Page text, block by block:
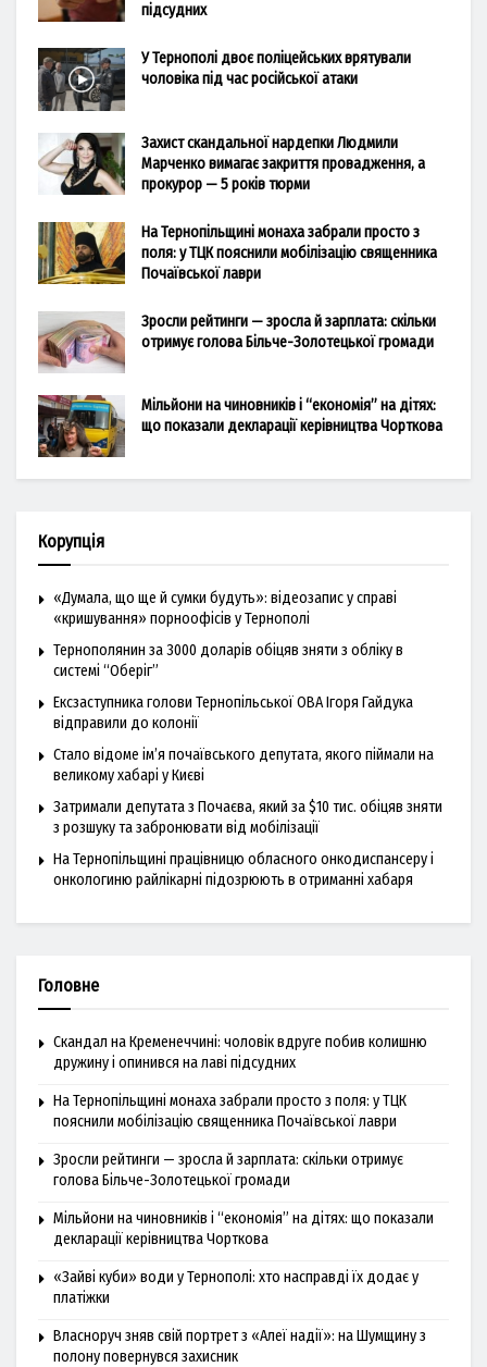
підсудних
У Тернополі двоє поліцейських врятували
чоловіка під час російської атаки
Захист скандальної нардепки Людмили
Марченко вимагає закриття провадження, а
прокурор — 5 років тюрми
На Тернопільщині монаха забрали просто з
поля: у ТЦК пояснили мобілізацію священника
Почаївської лаври
Зросли рейтинги — зросла й зарплата: скільки
отримує голова Більче-Золотецької громади
Мільйони на чиновників і “економія” на дітях:
що показали декларації керівництва Чорткова
Корупція
«Думала, що ще й сумки будуть»: відеозапис у справі
«кришування» порноофісів у Тернополі
Тернополянин за 3000 доларів обіцяв зняти з обліку в
системі “Оберіг”
Ексзаступника голови Тернопільської ОВА Ігоря Гайдука
відправили до колонії
Стало відоме ім’я почаївського депутата, якого піймали на
великому хабарі у Києві
Затримали депутата з Почаєва, який за $10 тис. обіцяв зняти
з розшуку та забронювати від мобілізації
На Тернопільщині працівницю обласного онкодиспансеру і
онкологиню райлікарні підозрюють в отриманні хабаря
Головне
Скандал на Кременеччині: чоловік вдруге побив колишню
дружину і опинився на лаві підсудних
На Тернопільщині монаха забрали просто з поля: у ТЦК
пояснили мобілізацію священника Почаївської лаври
Зросли рейтинги — зросла й зарплата: скільки отримує
голова Більче-Золотецької громади
Мільйони на чиновників і “економія” на дітях: що показали
декларації керівництва Чорткова
«Зайві куби» води у Тернополі: хто насправді їх додає у
платіжки
Власноруч зняв свій портрет з «Алеї надії»: на Шумщину з
полону повернувся захисник